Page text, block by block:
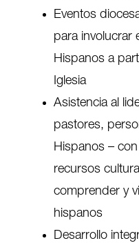
Eventos
para involucrar
Hispanos a
Iglesia
Asistencia al
pastores,
Hispanos –
recursos
comprender y
hispanos
Desarrollo